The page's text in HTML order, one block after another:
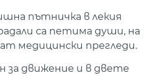
пътничка в лекия
са петима души, на
медицински прегледи.
за движение и в двете